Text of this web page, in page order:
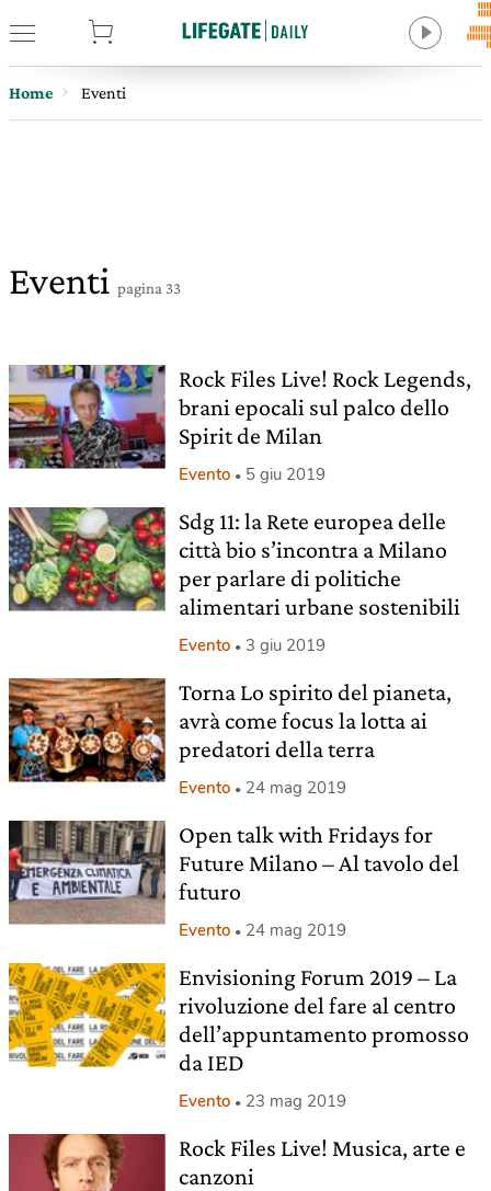
Home Eventi
Eventi pagina 33
Rock Files Live! Rock Legends,
brani epocali sul palco dello
Spirit de Milan
Evento 5 giu 2019
Sdg 11: la Rete europea delle
città bio s’incontra a Milano
per parlare di politiche
alimentari urbane sostenibili
Evento 3 giu 2019
Torna Lo spirito del pianeta,
avrà come focus la lotta ai
predatori della terra
Evento 24 mag 2019
Open talk with Fridays for
Future Milano – Al tavolo del
futuro
Evento 24 mag 2019
Envisioning Forum 2019 – La
rivoluzione del fare al centro
dell’appuntamento promosso
da IED
Evento 23 mag 2019
Rock Files Live! Musica, arte e
canzoni